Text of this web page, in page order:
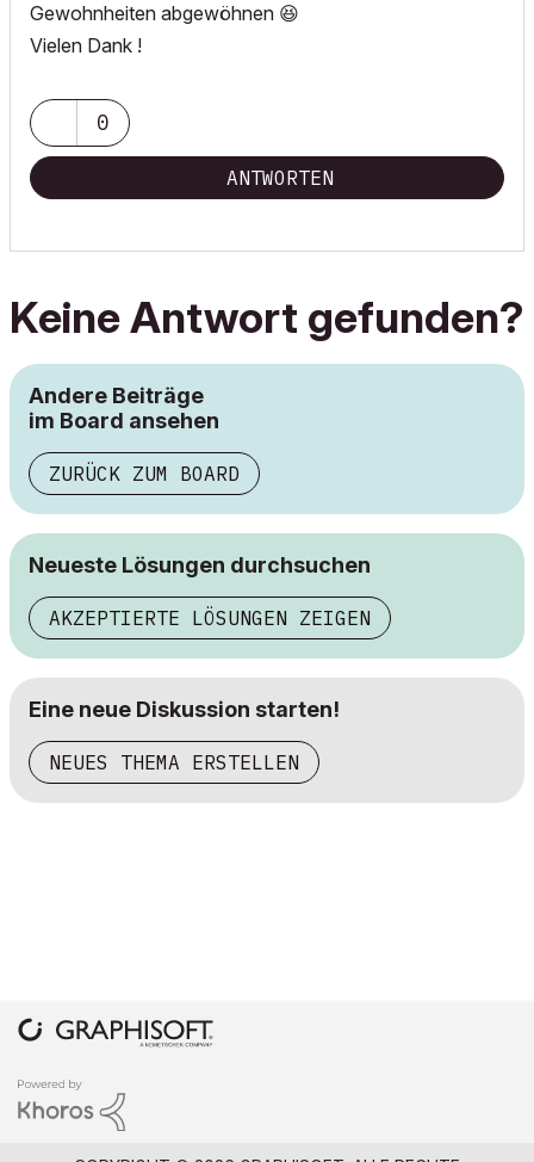
Gewohnheiten abgewöhnen 😆
Vielen Dank !
0
ANTWORTEN
Keine Antwort gefunden?
Andere Beiträge
im Board ansehen
ZURÜCK ZUM BOARD
Neueste Lösungen durchsuchen
AKZEPTIERTE LÖSUNGEN ZEIGEN
Eine neue Diskussion starten!
NEUES THEMA ERSTELLEN